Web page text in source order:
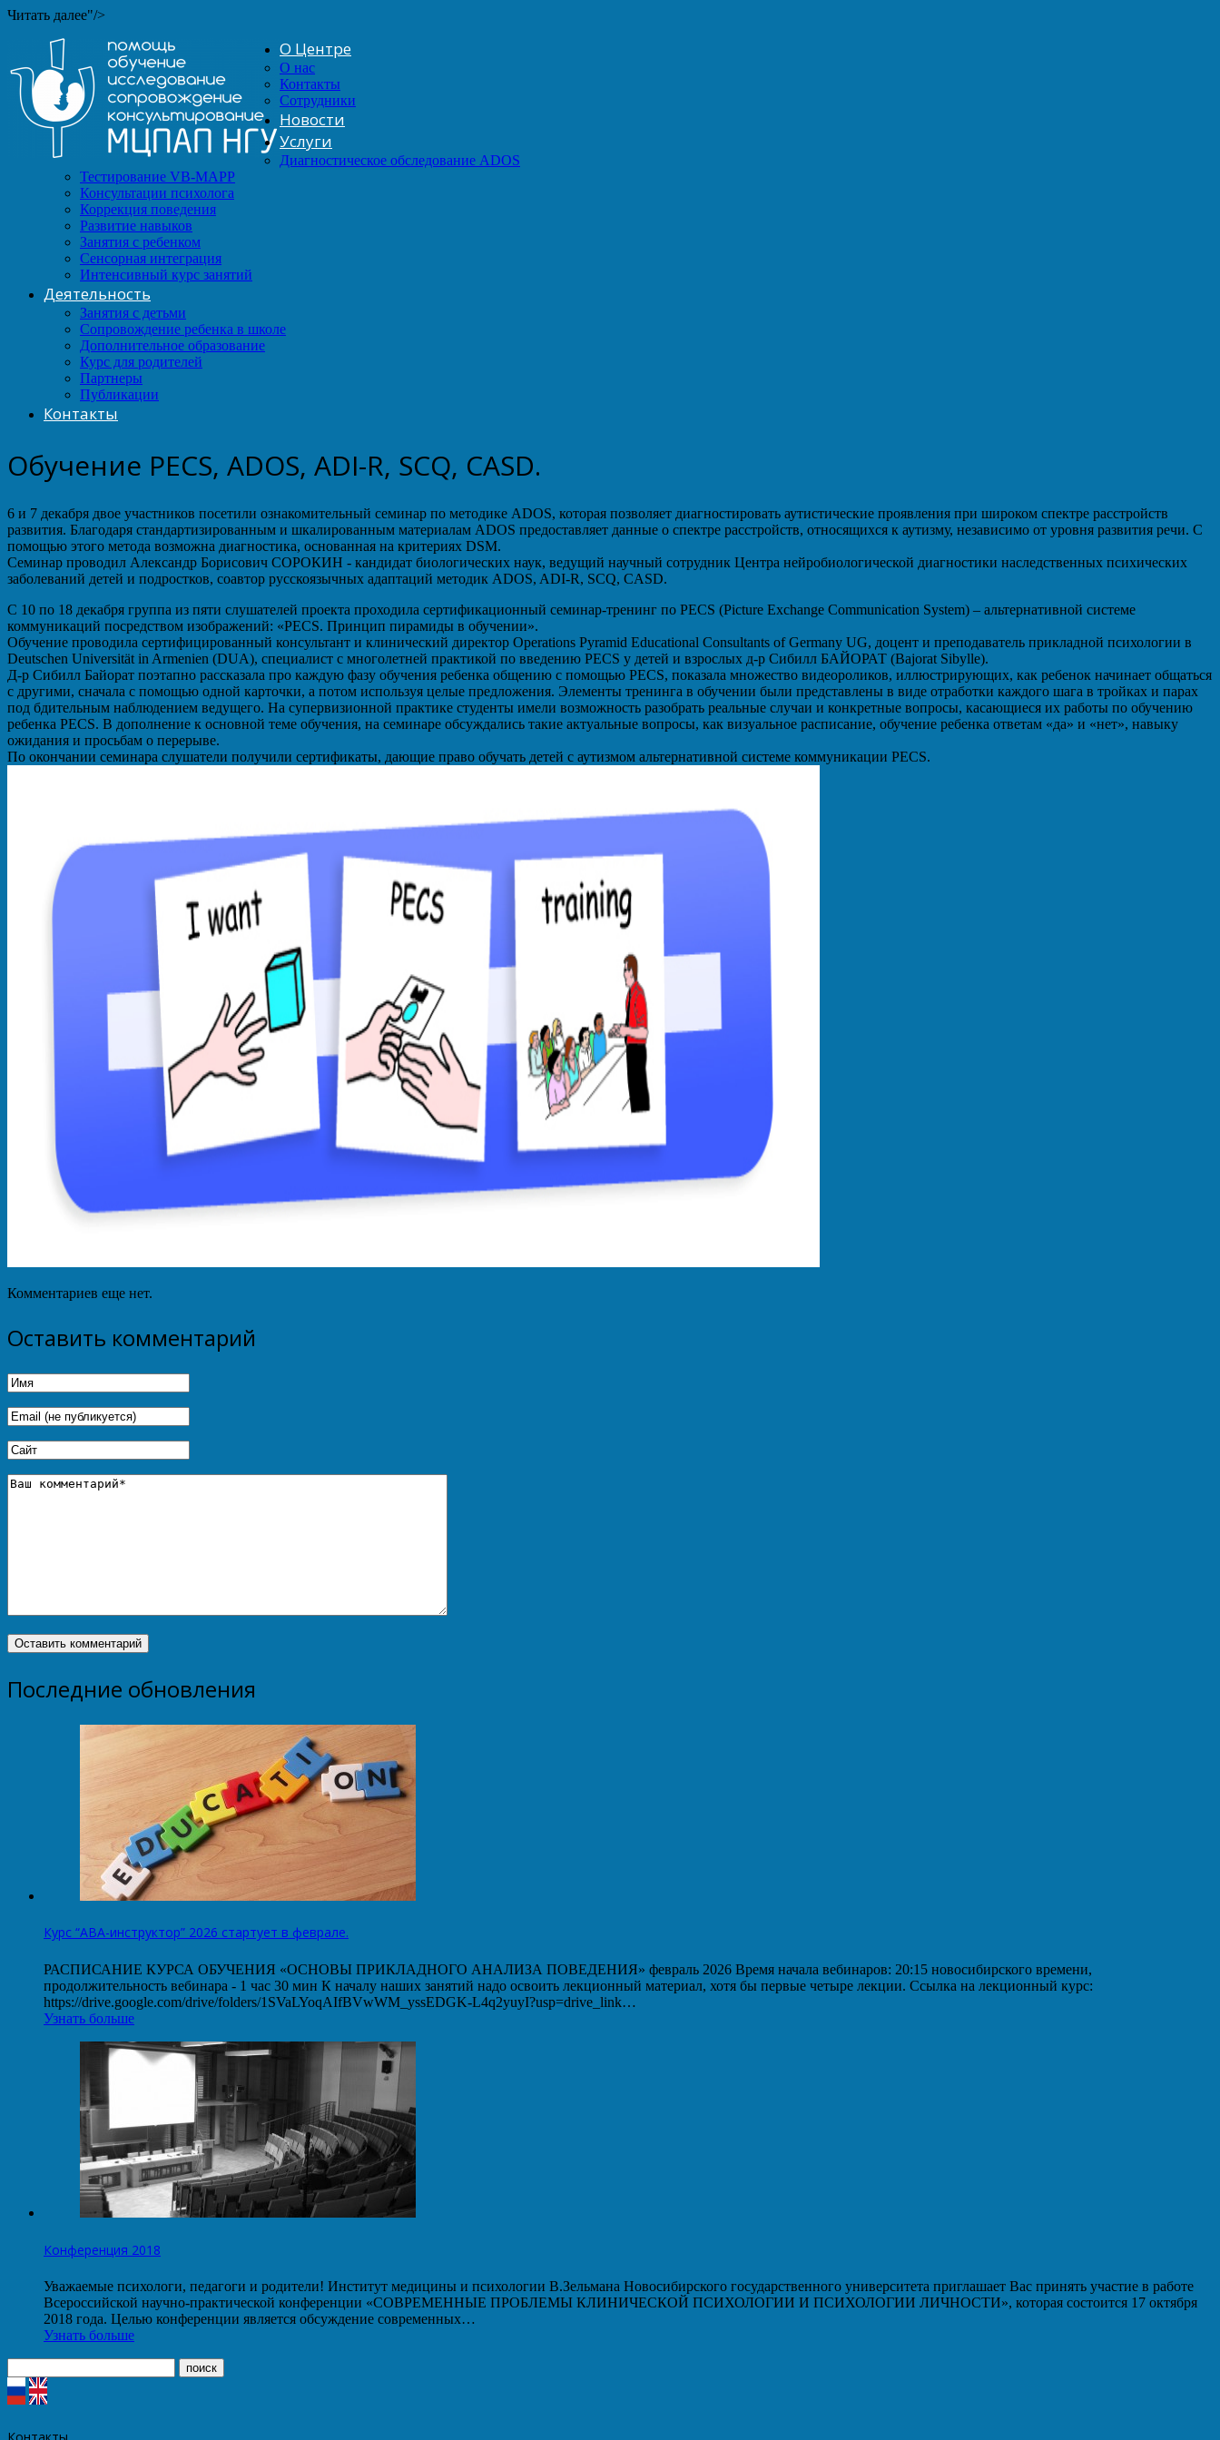
Читать далее"/>
О Центре
О нас
Контакты
Сотрудники
Новости
Услуги
Диагностическое обследование ADOS
Тестирование VB-MAPP
Консультации психолога
Коррекция поведения
Развитие навыков
Занятия с ребенком
Сенсорная интеграция
Интенсивный курс занятий
Деятельность
Занятия с детьми
Сопровождение ребенка в школе
Дополнительное образование
Курс для родителей
Партнеры
Публикации
Контакты
Обучение PECS, ADOS, ADI-R, SCQ, СASD.
6 и 7 декабря двое участников посетили ознакомительный семинар по методике ADOS, которая позволяет диагностировать аутистические проявления при широком спектре расстройств
развития. Благодаря стандартизированным и шкалированным материалам ADOS предоставляет данные о спектре расстройств, относящихся к аутизму, независимо от уровня развития речи. С
помощью этого метода возможна диагностика, основанная на критериях DSM.
Семинар проводил Александр Борисович СОРОКИН - кандидат биологических наук, ведущий научный сотрудник Центра нейробиологической диагностики наследственных психических
заболеваний детей и подростков, соавтор русскоязычных адаптаций методик ADOS, ADI-R, SCQ, СASD.
С 10 по 18 декабря группа из пяти слушателей проекта проходила сертификационный семинар-тренинг по PECS (Picture Exchange Communication System) – альтернативной системе
коммуникаций посредством изображений: «PECS. Принцип пирамиды в обучении».
Обучение проводила сертифицированный консультант и клинический директор Operations Pyramid Educational Consultants of Germany UG, доцент и преподаватель прикладной психологии в
Deutschen Universität in Armenien (DUA), специалист с многолетней практикой по введению PECS у детей и взрослых д-р Сибилл БАЙОРАТ (Bajorat Sibylle).
Д-р Сибилл Байорат поэтапно рассказала про каждую фазу обучения ребенка общению с помощью PECS, показала множество видеороликов, иллюстрирующих, как ребенок начинает общаться
с другими, сначала с помощью одной карточки, а потом используя целые предложения. Элементы тренинга в обучении были представлены в виде отработки каждого шага в тройках и парах
под бдительным наблюдением ведущего. На супервизионной практике студенты имели возможность разобрать реальные случаи и конкретные вопросы, касающиеся их работы по обучению
ребенка PECS. В дополнение к основной теме обучения, на семинаре обсуждались такие актуальные вопросы, как визуальное расписание, обучение ребенка ответам «да» и «нет», навыку
ожидания и просьбам о перерыве.
По окончании семинара слушатели получили сертификаты, дающие право обучать детей с аутизмом альтернативной системе коммуникации PECS.
Комментариев еще нет.
Оставить комментарий
Последние обновления
Курс “АВА-инструктор” 2026 стартует в феврале.
РАСПИСАНИЕ КУРСА ОБУЧЕНИЯ «ОСНОВЫ ПРИКЛАДНОГО АНАЛИЗА ПОВЕДЕНИЯ» февраль 2026 Время начала вебинаров: 20:15 новосибирского времени,
продолжительность вебинара - 1 час 30 мин К началу наших занятий надо освоить лекционный материал, хотя бы первые четыре лекции. Ссылка на лекционный курс:
https://drive.google.com/drive/folders/1SVaLYoqAIfBVwWM_yssEDGK-L4q2yuyI?usp=drive_link…
Узнать больше
Конференция 2018
Уважаемые психологи, педагоги и родители! Институт медицины и психологии В.Зельмана Новосибирского государственного университета приглашает Вас принять участие в работе
Всероссийской научно-практической конференции «СОВРЕМЕННЫЕ ПРОБЛЕМЫ КЛИНИЧЕСКОЙ ПСИХОЛОГИИ И ПСИХОЛОГИИ ЛИЧНОСТИ», которая состоится 17 октября
2018 года. Целью конференции является обсуждение современных…
Узнать больше